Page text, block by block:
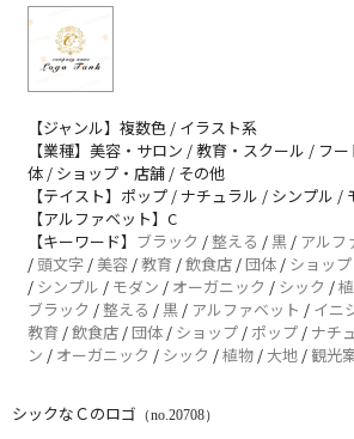
【ジャンル】複数色 / イラスト系
【業種】美容・サロン / 教育・スクール / フ
体 / ショップ・店舗 / その他
【テイスト】ポップ / ナチュラル / シンプル /
【アルファベット】C
【キーワード】 ブラック /整える /黒 / アルフ
/ 頭文字 /美容 / 教育 /飲食店 /団体 / ショップ
/ シンプル / モダン / オーガニック / シック /
ブラック /整える /黒 / アルファベット / イニ
教育 /飲食店 /団体 / ショップ / ポップ / ナチ
ン / オーガニック / シック /植物 /大地 / 観光
シックなＣのロゴ （no.20708）